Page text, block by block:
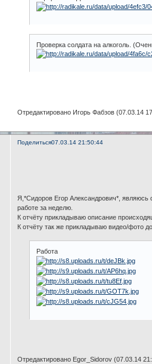
Проверка солдата на алкоголь.
Отредактировано Игорь Фабзов (07.03.14
Поделиться07.03.14 21:50:44
Я,*Cидоров Егор Александрович*,
работе за неделю.
К отчёту прикладываю описание
К отчёту так же прикладываю видео/фото
Работа
Отредактировано Egor_Sidorov (07.03.14